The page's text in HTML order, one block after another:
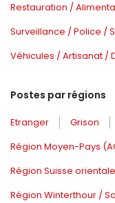
Restauration /
Surveillance / Police /
Véhicules / Artisanat /
Postes par régions
Etranger Grison
Région Moyen-Pays
Région Suisse orientale
Région Winterthour /